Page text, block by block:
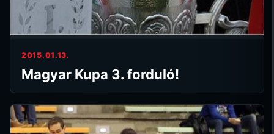
2015.01.13.
Magyar Kupa 3. forduló!